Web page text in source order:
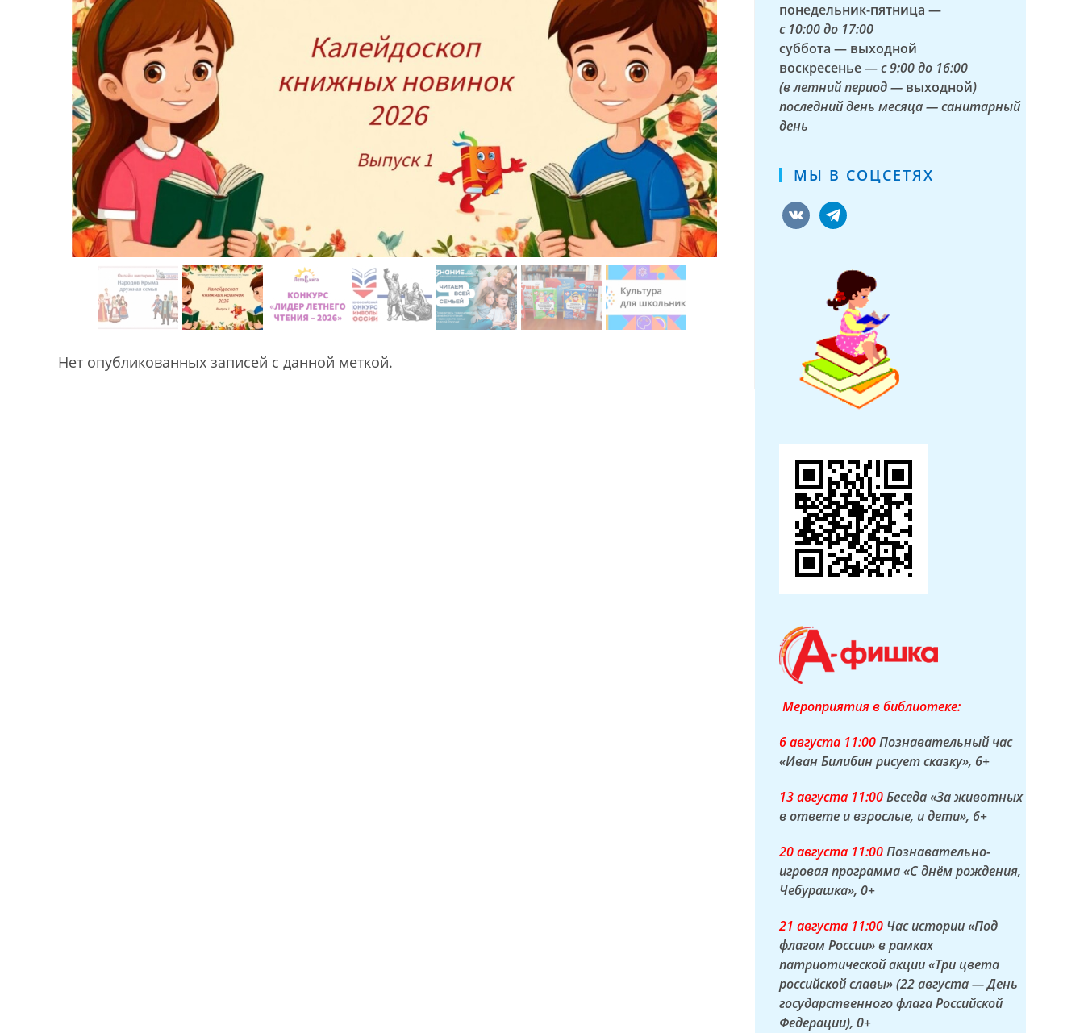
Нет опубликованных записей с данной меткой.
понедельник-пятница —
с 10:00 до 17:00
суббота — выходной
воскресенье —с 9:00 до 16:00
(в летний период — выходной)
последний день месяца — санитарный
день
МЫ В СОЦСЕТЯХ
vkontaktetelegram
Мероприятия в библиотеке:
6 августа 11:00Познавательный час
«Иван Билибин рисует сказку», 6+
13 августа 11:00Беседа «За животных
в ответе и взрослые, и дети», 6+
20 августа 11:00Познавательно-
игровая программа «С днём рождения,
Чебурашка», 0+
21 августа 11:00 Час истории «Под
флагом России» в рамках
патриотической акции «Три цвета
российской славы» (22 августа — День
государственного флага Российской
Федерации), 0+